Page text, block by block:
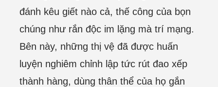
đánh kêu giết nào cả, thế công của bọn
chúng như rắn độc im lặng mà trí mạng.
Bên này, những thị vệ đã được huấn
luyện nghiêm chỉnh lập tức rút đao xếp
thành hàng, dùng thân thể của họ gắn